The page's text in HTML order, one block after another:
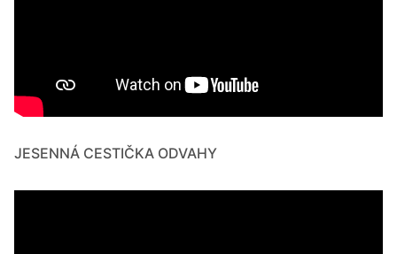
JESENNÁ CESTIČKA ODVAHY